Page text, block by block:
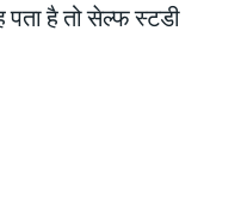
है तो सेल्फ स्टडी